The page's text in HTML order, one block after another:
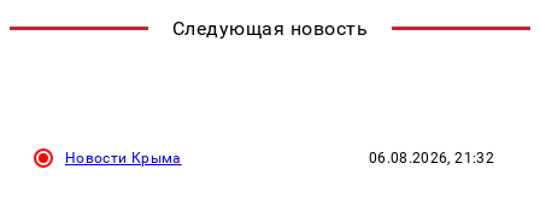
Следующая новость
Новости Крыма 06.08.2026, 21:32